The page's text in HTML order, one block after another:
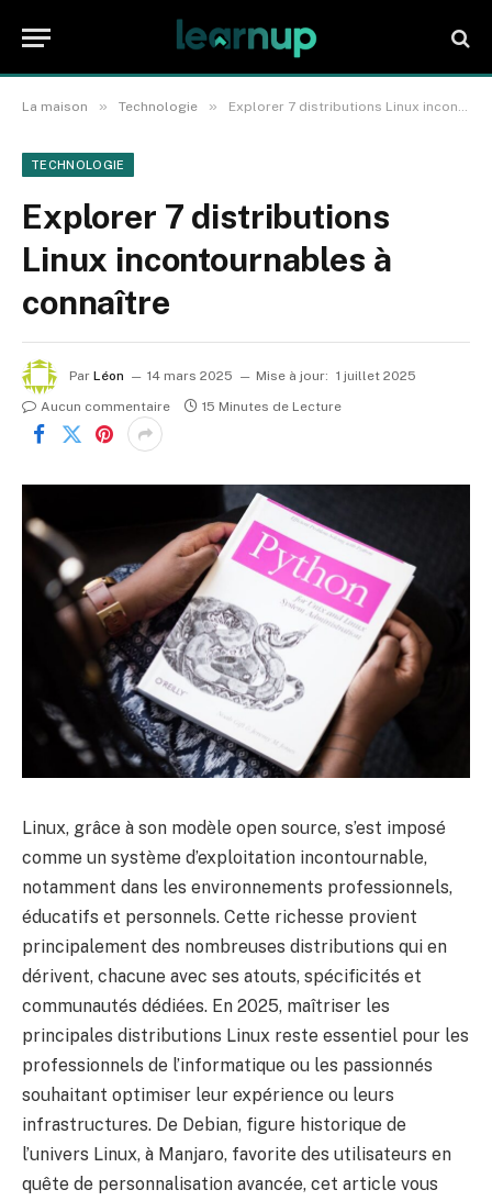
La maison » Technologie » Explorer 7 distributions Linux incontournables à connaître
TECHNOLOGIE
Explorer 7 distributions
Linux incontournables à
connaître
Par Léon 14 mars 2025 Mise à jour: 1 juillet 2025
Aucun commentaire
15 Minutes de Lecture
Linux, grâce à son modèle open source, s’est imposé
comme un système d’exploitation incontournable,
notamment dans les environnements professionnels,
éducatifs et personnels. Cette richesse provient
principalement des nombreuses distributions qui en
dérivent, chacune avec ses atouts, spécificités et
communautés dédiées. En 2025, maîtriser les
principales distributions Linux reste essentiel pour les
professionnels de l’informatique ou les passionnés
souhaitant optimiser leur expérience ou leurs
infrastructures. De Debian, figure historique de
l’univers Linux, à Manjaro, favorite des utilisateurs en
quête de personnalisation avancée, cet article vous